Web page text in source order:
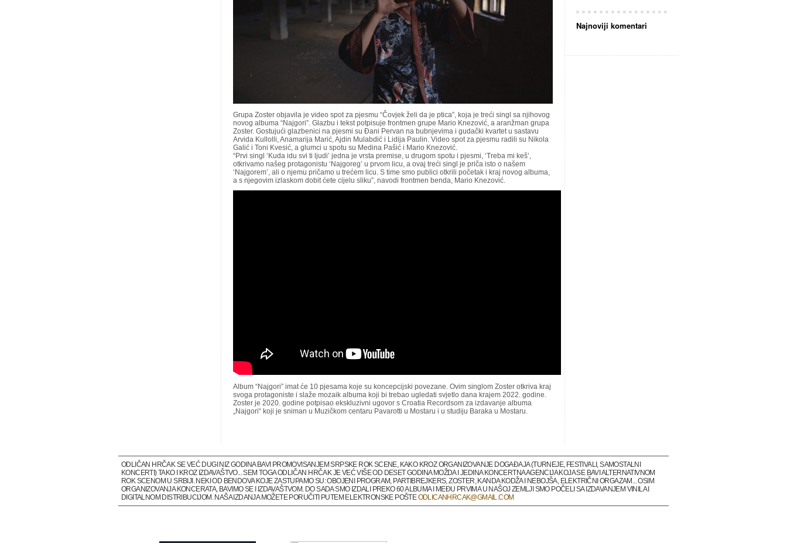
Grupa Zoster objavila je video spot za pjesmu “Čovjek želi da je ptica”, koja je treći singl sa njihovog
novog albuma “Najgori”. Glazbu i tekst potpisuje frontmen grupe Mario Knezović, a aranžman grupa
Zoster. Gostujući glazbenici na pjesmi su Đani Pervan na bubnjevima i gudački kvartet u sastavu
Arvida Kullolli, Anamarija Marić, Ajdin Mulabdić i Lidija Paulin. Video spot za pjesmu radili su Nikola
Galić i Toni Kvesić, a glumci u spotu su Medina Pašić i Mario Knezović.
“Prvi singl ‘Kuda idu svi ti ljudi’ jedna je vrsta premise, u drugom spotu i pjesmi, ‘Treba mi keš’,
otkrivamo našeg protagonistu ‘Najgoreg’ u prvom licu, a ovaj treći singl je priča isto o našem
‘Najgorem’, ali o njemu pričamo u trećem licu. S time smo publici otkrili početak i kraj novog albuma,
a s njegovim izlaskom dobit ćete cijelu sliku”, navodi frontmen benda, Mario Knezović.
Album “Najgori” imat će 10 pjesama koje su koncepcijski povezane. Ovim singlom Zoster otkriva kraj
svoga protagoniste i slaže mozaik albuma koji bi trebao ugledati svjetlo dana krajem 2022. godine.
Zoster je 2020. godine potpisao ekskluzivni ugovor s Croatia Recordsom za izdavanje albuma
„Najgori“ koji je sniman u Muzičkom centaru Pavarotti u Mostaru i u studiju Baraka u Mostaru.
Najnoviji komentari
ODLIČAN HRČAK SE VEĆ DUGI NIZ GODINA BAVI PROMOVISANJEM SRPSKE ROK SCENE, KAKO KROZ ORGANIZOVANJE DOGAĐAJA (TURNEJE, FESTIVALI, SAMOSTALNI
KONCERTI) TAKO I KROZ IZDAVAŠTVO... SEM TOGA ODLIČAN HRČAK JE VEĆ VIŠE OD DESET GODINA MOŽDA I JEDINA KONCERTNA AGENCIJA KOJA SE BAVI ALTERNATIVNOM
ROK SCENOM U SRBIJI. NEKI OD BENDOVA KOJE ZASTUPAMO SU: OBOJENI PROGRAM, PARTIBREJKERS, ZOSTER, KANDA KODŽA I NEBOJŠA, ELEKTRIČNI ORGAZAM... OSIM
ORGANIZOVANJA KONCERATA, BAVIMO SE I IZDAVAŠTVOM. DO SADA SMO IZDALI PREKO 60 ALBUMA I MEĐU PRVIMA U NAŠOJ ZEMLJI SMO POČELI SA IZDAVANJEM VINILA I
DIGITALNOM DISTRIBUCIJOM. NAŠA IZDANJA MOŽETE PORUČITI PUTEM ELEKTRONSKE POŠTEODLICANHRCAK@GMAIL.COM